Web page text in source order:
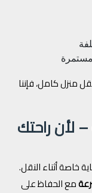
منزل كامل، فإننا
لأن راحتك
خاصة أثناء النقل.
مع الحفاظ على